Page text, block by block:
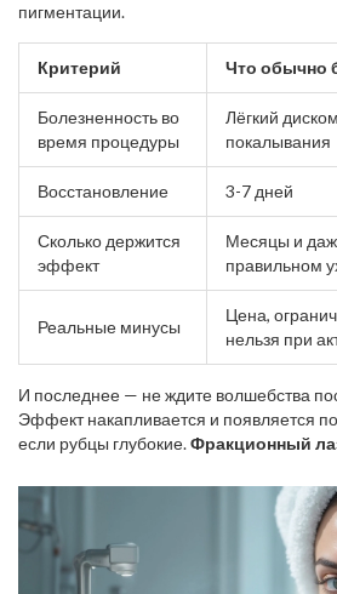
пигментации.
Критерий Что обычно
Болезненность во
время процедуры
Лёгкий
покалывания
Восстановление 3-7 дней
Сколько держится
эффект
Месяцы и
правильном
Реальные минусы
Цена,
нельзя при
И последнее — не ждите волшебства
Эффект накапливается и появляется
если рубцы глубокие.Фракционный
выравнивает кожу без операции.